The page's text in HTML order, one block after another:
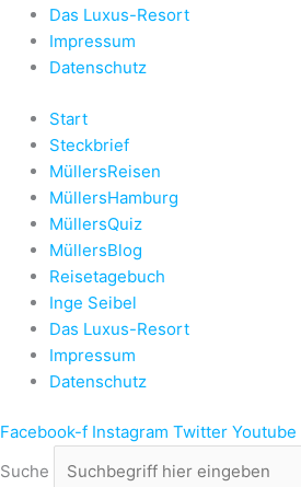
Das Luxus-Resort
Impressum
Datenschutz
Start
Steckbrief
MüllersReisen
MüllersHamburg
MüllersQuiz
MüllersBlog
Reisetagebuch
Inge Seibel
Das Luxus-Resort
Impressum
Datenschutz
Facebook-f Instagram Twitter Youtube
Suche